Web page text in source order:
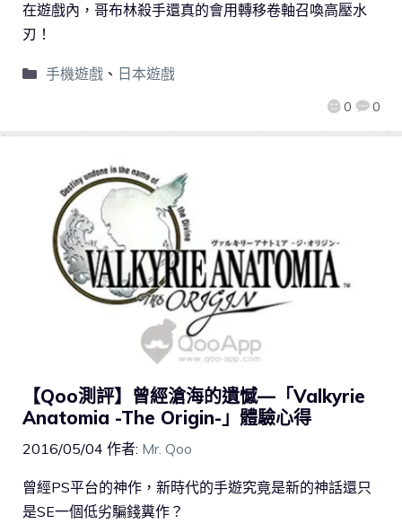
0 0
在遊戲內，哥布林殺手還真的會用轉移卷軸召喚高壓水
刃！
手機遊戲、 日本遊戲
【Qoo測評】曾經滄海的遺憾—「Valkyrie
Anatomia -The Origin-」體驗心得
2016/05/04 作者: Mr. Qoo
曾經PS平台的神作，新時代的手遊究竟是新的神話還只
是SE一個低劣騙錢糞作？